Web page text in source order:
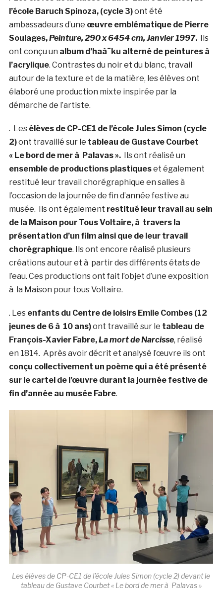
l’école Baruch Spinoza, (cycle 3)ont été
ambassadeurs d’une œuvre emblématique de Pierre
Soulages,Peinture, 290 x 6454 cm, Janvier 1997.Ils
ont conçu un album d’haà¯ku alterné de peintures à
l’acrylique. Contrastes du noir et du blanc, travail
autour de la texture et de la matière, les élèves ont
élaboré une production mixte inspirée par la
démarche de l’artiste.
. Les élèves de CP-CE1 de l’école Jules Simon (cycle
2)ont travaillé sur le tableau de Gustave Courbet
« Le bord de mer à Palavas ».
Ils ont réalisé un
ensemble de productions plastiqueset également
restitué leur travail chorégraphique en salles à
l’occasion de la journée de fin d’année festive au
musée. Ils ont également restitué leur travail au sein
de la Maison pour Tous Voltaire, à travers la
présentation d’un film ainsi que de leur travail
chorégraphique. Ils ont encore réalisé plusieurs
créations autour et à partir des différents états de
l’eau. Ces productions ont fait l’objet d’une exposition
à la Maison pour tous Voltaire.
. Les enfants du Centre de loisirs Emile Combes (12
jeunes de 6 à 10 ans)ont travaillé sur le tableau de
François-Xavier Fabre,La mort de Narcisse, réalisé
en 1814. Après avoir décrit et analysé l’œuvre ils ont
conçu collectivement un poème qui a été présenté
sur le cartel de l’œuvre durant la journée festive de
fin d’année au musée Fabre.
Les élèves de CP-CE1 de l’école Jules Simon (cycle 2) devant le
tableau de Gustave Courbet « Le bord de mer à Palavas »